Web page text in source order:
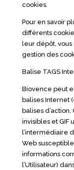
cookies.
Pour en savoir
différents
leur dépôt,
gestion des
Balise TAGS
Biovence peut
balises Internet
balises d’action,
invisibles et GIF
l’intermédiaire
Web
informations
l’Utilisateur)